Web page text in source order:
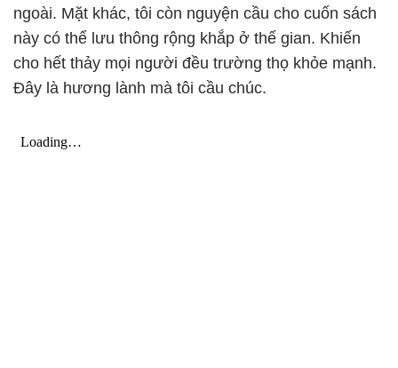
ngoài. Mặt khác, tôi còn nguyện cầu cho cuốn sách
này có thể lưu thông rộng khắp ở thế gian. Khiến
cho hết thảy mọi người đều trường thọ khỏe mạnh.
Đây là hương lành mà tôi cầu chúc.